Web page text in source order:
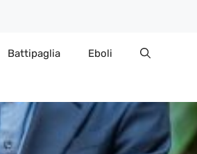
Battipaglia Eboli